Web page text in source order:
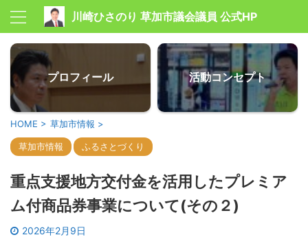
川崎ひさのり 草加市議会議員 公式HP
プロフィール 活動コンセプト
HOME > 草加市情報 >
草加市情報 ふるさとづくり
重点支援地方交付金を活用したプレミア
ム付商品券事業について(その２)
2026年2月9日